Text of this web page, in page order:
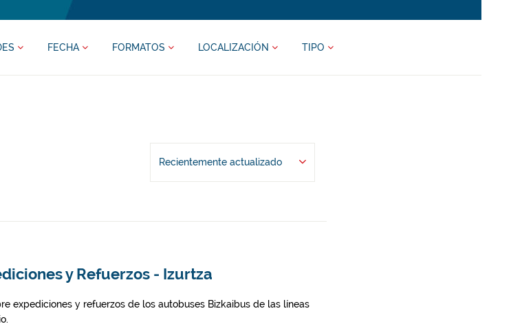
FECHA FORMATOS LOCALIZACIÓN TIPO
Recientemente actualizado
y Refuerzos - Izurtza
expediciones y refuerzos de los autobuses Bizkaibus de las líneas